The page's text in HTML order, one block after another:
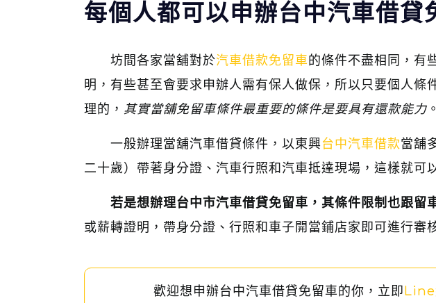
每個人都可以申辦台中汽車借貸
坊間各家當舖對於汽車借款免留車的條件不盡相同，有
明，有些甚至會要求申辦人需有保人做保，所以只要個人條
理的， 其實當舖免留車條件最重要的條件是要具有還款能力。
一般辦理當舖汽車借貸條件，以東興台中汽車借款當舖
二十歲）帶著身分證、汽車行照和汽車抵達現場，這樣就可
若是想辦理台中市汽車借貸免留車，其條件限制也跟留
或薪轉證明，帶身分證、行照和車子開當鋪店家即可進行審
歡迎想申辦台中汽車借貸免留車的你，立即Line